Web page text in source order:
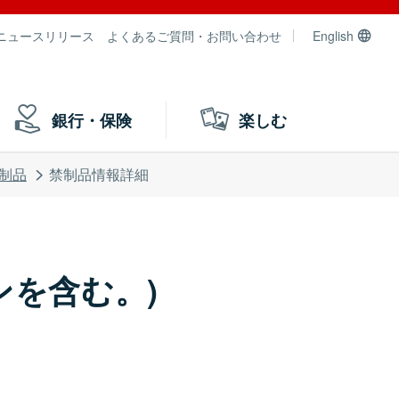
ュースリリース よくあるご質問・お問い合わせ English
銀行・保険 楽しむ
品 禁制品情報詳細
を含む。)